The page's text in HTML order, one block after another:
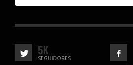
5K
SEGUIDORES